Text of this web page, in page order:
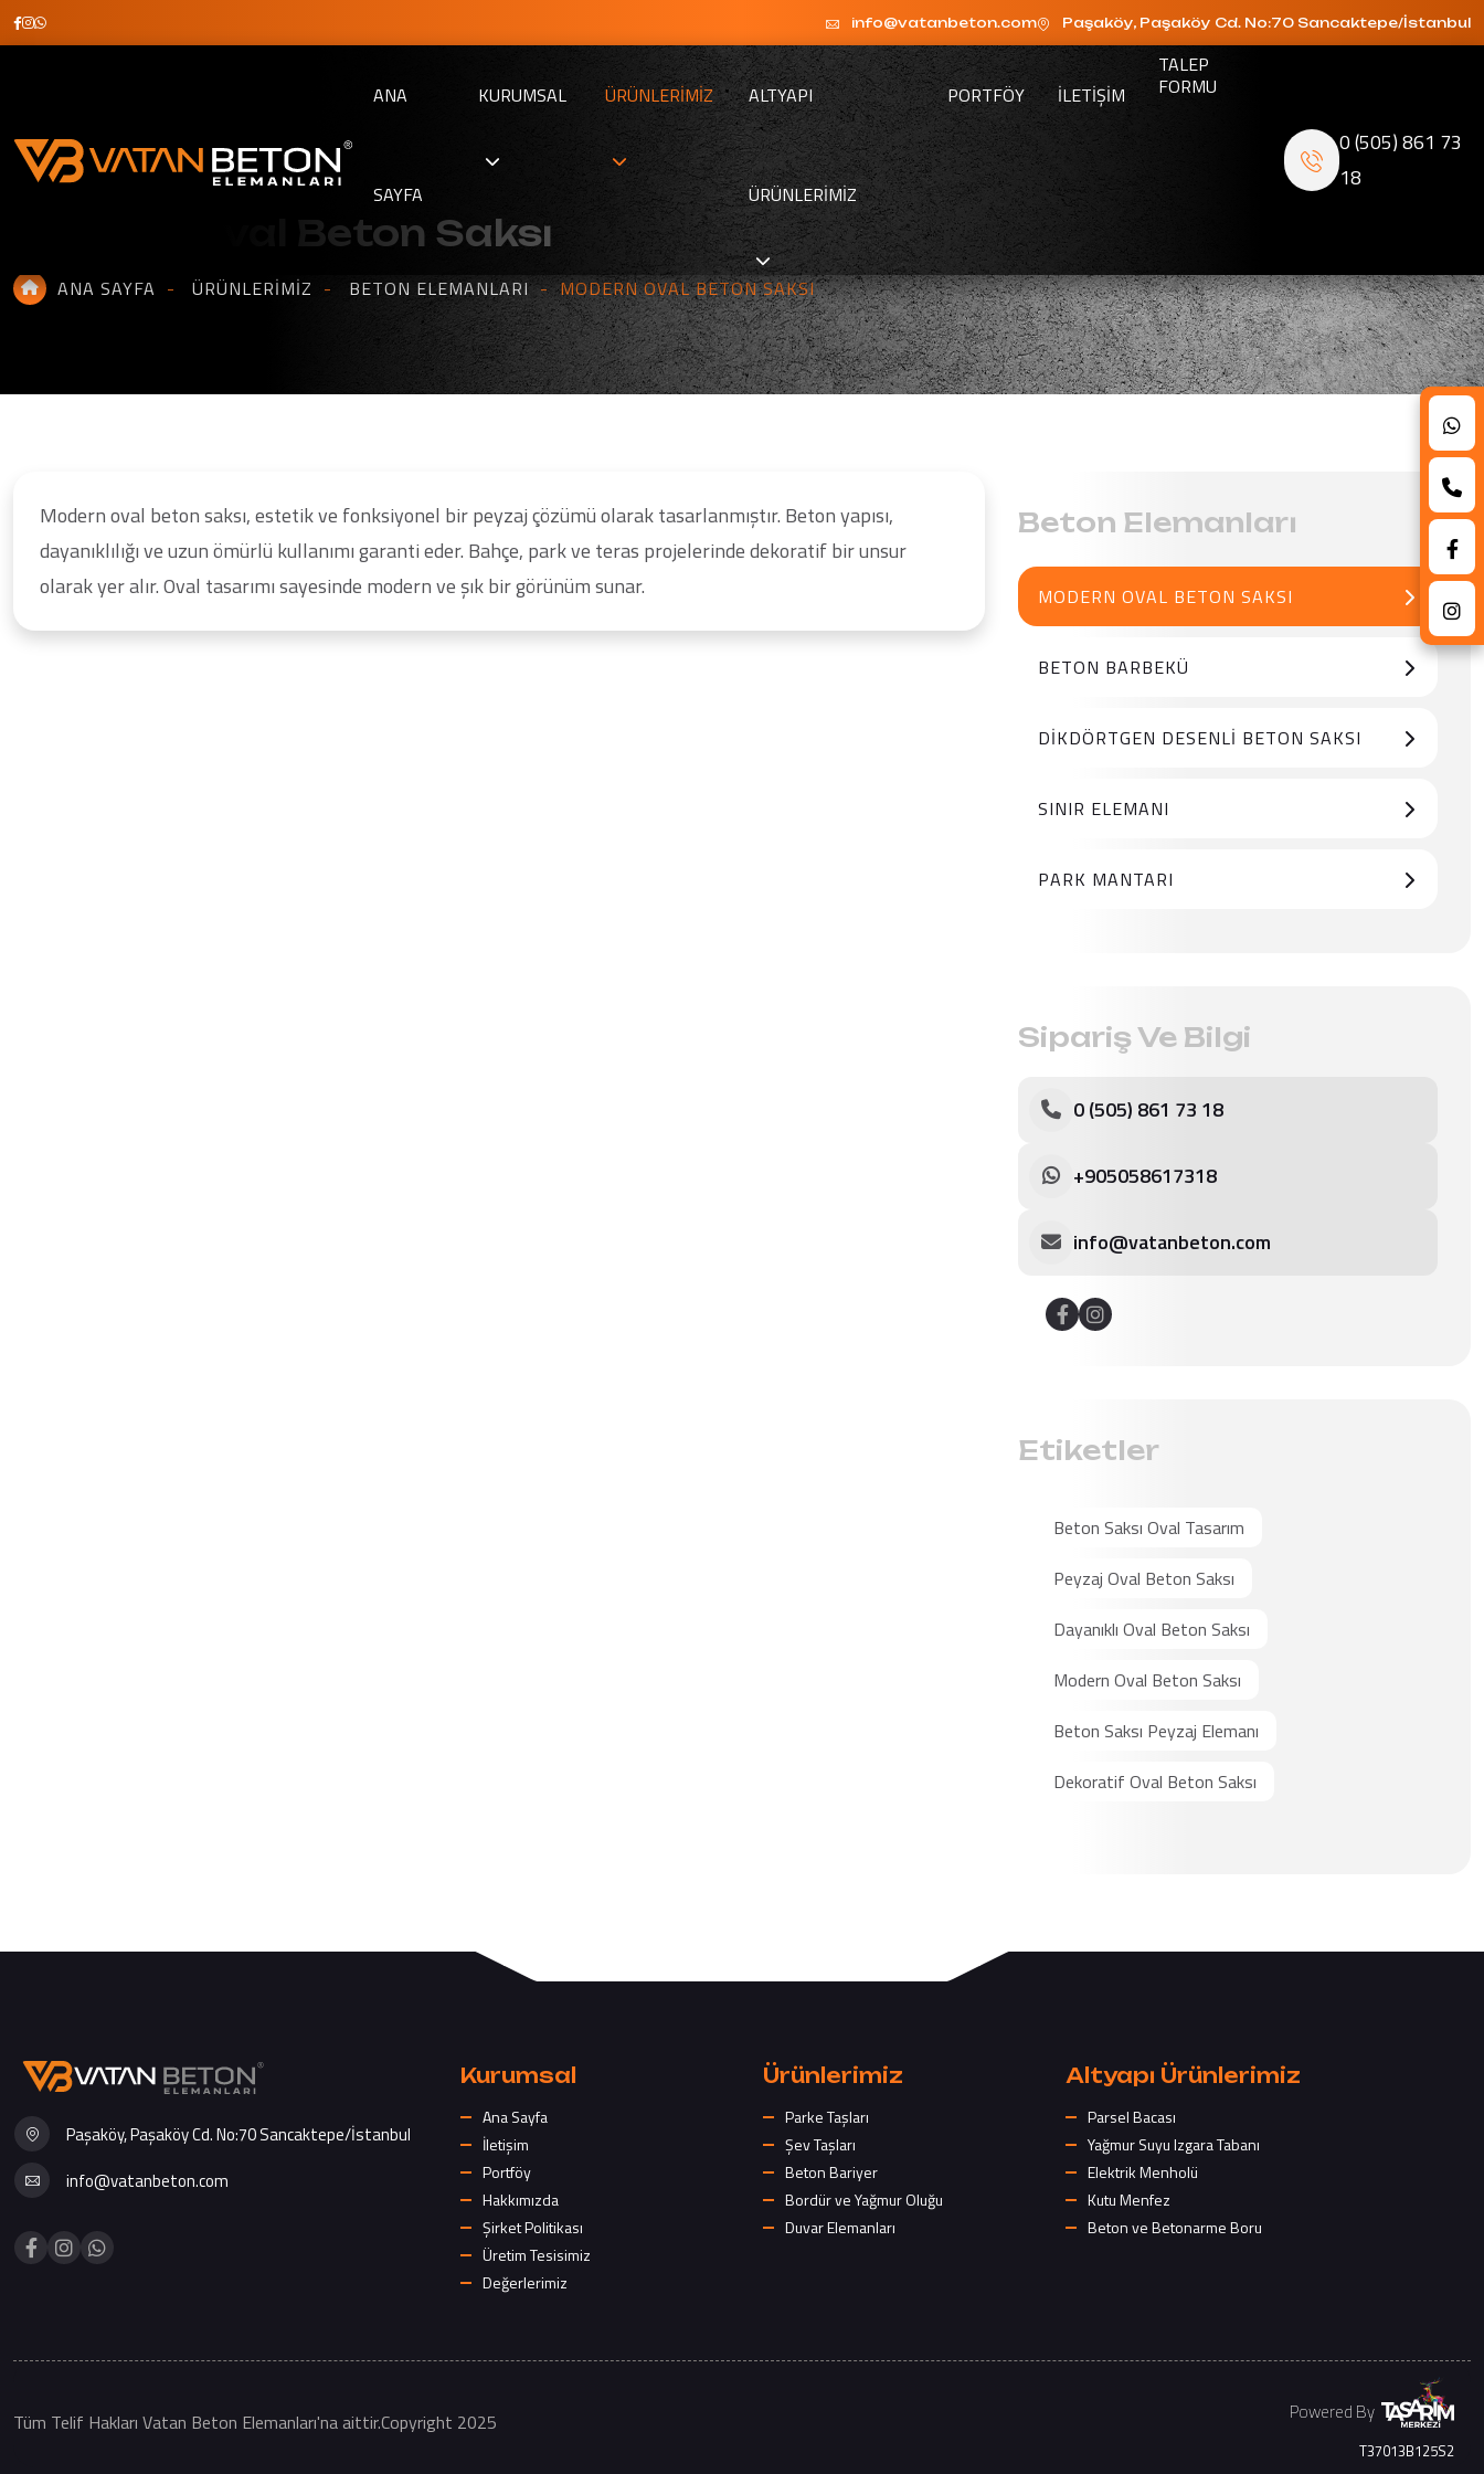
info@vatanbeton.com Paşaköy, Paşaköy Cd. No:70 Sancaktepe/İstanbul
ANA
SAYFA
KURUMSAL ÜRÜNLERIMIZ ALTYAPI
ÜRÜNLERIMIZ
PORTFÖY ILETIŞIM
TALEP
FORMU
0 (505) 861 73
18
Modern Oval Beton Saksı
ANA SAYFA ÜRÜNLERIMIZ BETON ELEMANLARI MODERN OVAL BETON SAKSI
Modern oval beton saksı, estetik ve fonksiyonel bir peyzaj çözümü olarak tasarlanmıştır. Beton yapısı,
dayanıklılığı ve uzun ömürlü kullanımı garanti eder. Bahçe, park ve teras projelerinde dekoratif bir unsur
olarak yer alır. Oval tasarımı sayesinde modern ve şık bir görünüm sunar.
Beton Elemanları
MODERN OVAL BETON SAKSI
BETON BARBEKÜ
DIKDÖRTGEN DESENLI BETON SAKSI
SINIR ELEMANI
PARK MANTARI
Sipariş Ve Bilgi
0 (505) 861 73 18
+905058617318
info@vatanbeton.com
Etiketler
Beton Saksı Oval Tasarım
Peyzaj Oval Beton Saksı
Dayanıklı Oval Beton Saksı
Modern Oval Beton Saksı
Beton Saksı Peyzaj Elemanı
Dekoratif Oval Beton Saksı
Paşaköy, Paşaköy Cd. No:70 Sancaktepe/İstanbul
info@vatanbeton.com
Kurumsal
Ana Sayfa
İletişim
Portföy
Hakkımızda
Şirket Politikası
Üretim Tesisimiz
Değerlerimiz
Ürünlerimiz
Parke Taşları
Şev Taşları
Beton Bariyer
Bordür ve Yağmur Oluğu
Duvar Elemanları
Altyapı Ürünlerimiz
Parsel Bacası
Yağmur Suyu Izgara Tabanı
Elektrik Menholü
Kutu Menfez
Beton ve Betonarme Boru
Tüm Telif Hakları Vatan Beton Elemanları'na aittir.Copyright 2025 Powered By
T37013B125S2